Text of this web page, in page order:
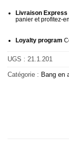
Livraison Express
panier et profitez-
Loyalty program
UGS : 21.1.201
Catégorie : Bang en